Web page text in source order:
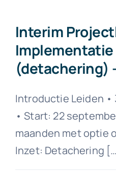
Interim
Implementatie
(detachering)
Introductie Leiden •
• Start: 22
maanden met optie
Inzet: Detachering